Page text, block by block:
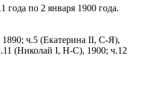
по 2 января 1900 года.
ч.5 (Екатерина II, С-Я),
(Николай I, Н-С), 1900; ч.12